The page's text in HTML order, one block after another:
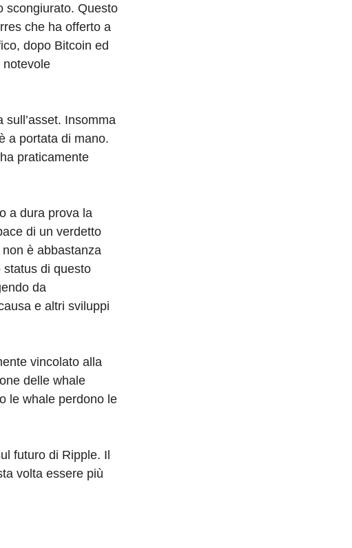
scongiurato. Questo
che ha offerto a
dopo Bitcoin ed
notevole
Insomma
a portata di mano.
praticamente
a dura prova la
di un verdetto
è abbastanza
status di questo
da
e altri sviluppi
vincolato alla
delle whale
le whale perdono le
futuro di Ripple. Il
volta essere più